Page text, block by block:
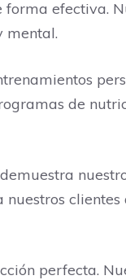
efectiva.
mental.
de
perfecta.